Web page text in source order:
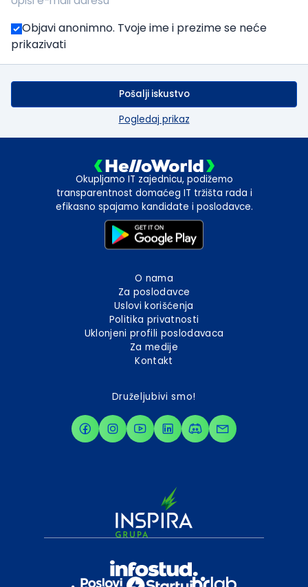
Objavi anonimno. Tvoje ime i prezime se neće
prikazivati
Pošalji iskustvo
Pogledaj prikaz
Okupljamo IT zajednicu, podižemo
transparentnost domaćeg IT tržišta rada i
efikasno spajamo kandidate i poslodavce.
O nama
Za poslodavce
Uslovi korišćenja
Politika privatnosti
Uklonjeni profili poslodavaca
Za medije
Kontakt
Druželjubivi smo!